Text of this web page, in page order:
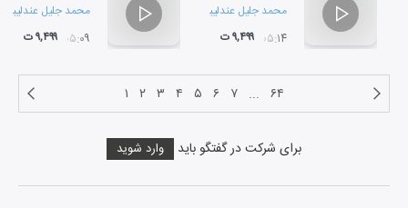
محمد جلیل عندلیبی احمد کامیار
۰۵:۱۴ ۹,۴۹۹ ت
محمد جلیل عندلیبی
۰۵:۰۹ ۹,۴۹۹ ت
۱ ۲ ۳ ۴ ۵ ۶ ۷ ... ۶۴
برای شرکت در گفتگو باید وارد شوید